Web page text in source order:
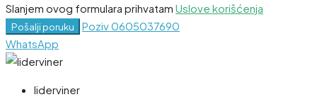
Slanjem ovog formulara prihvatam Uslove korišćenja
Pošalji poruku Poziv0605037690
WhatsApp
liderviner